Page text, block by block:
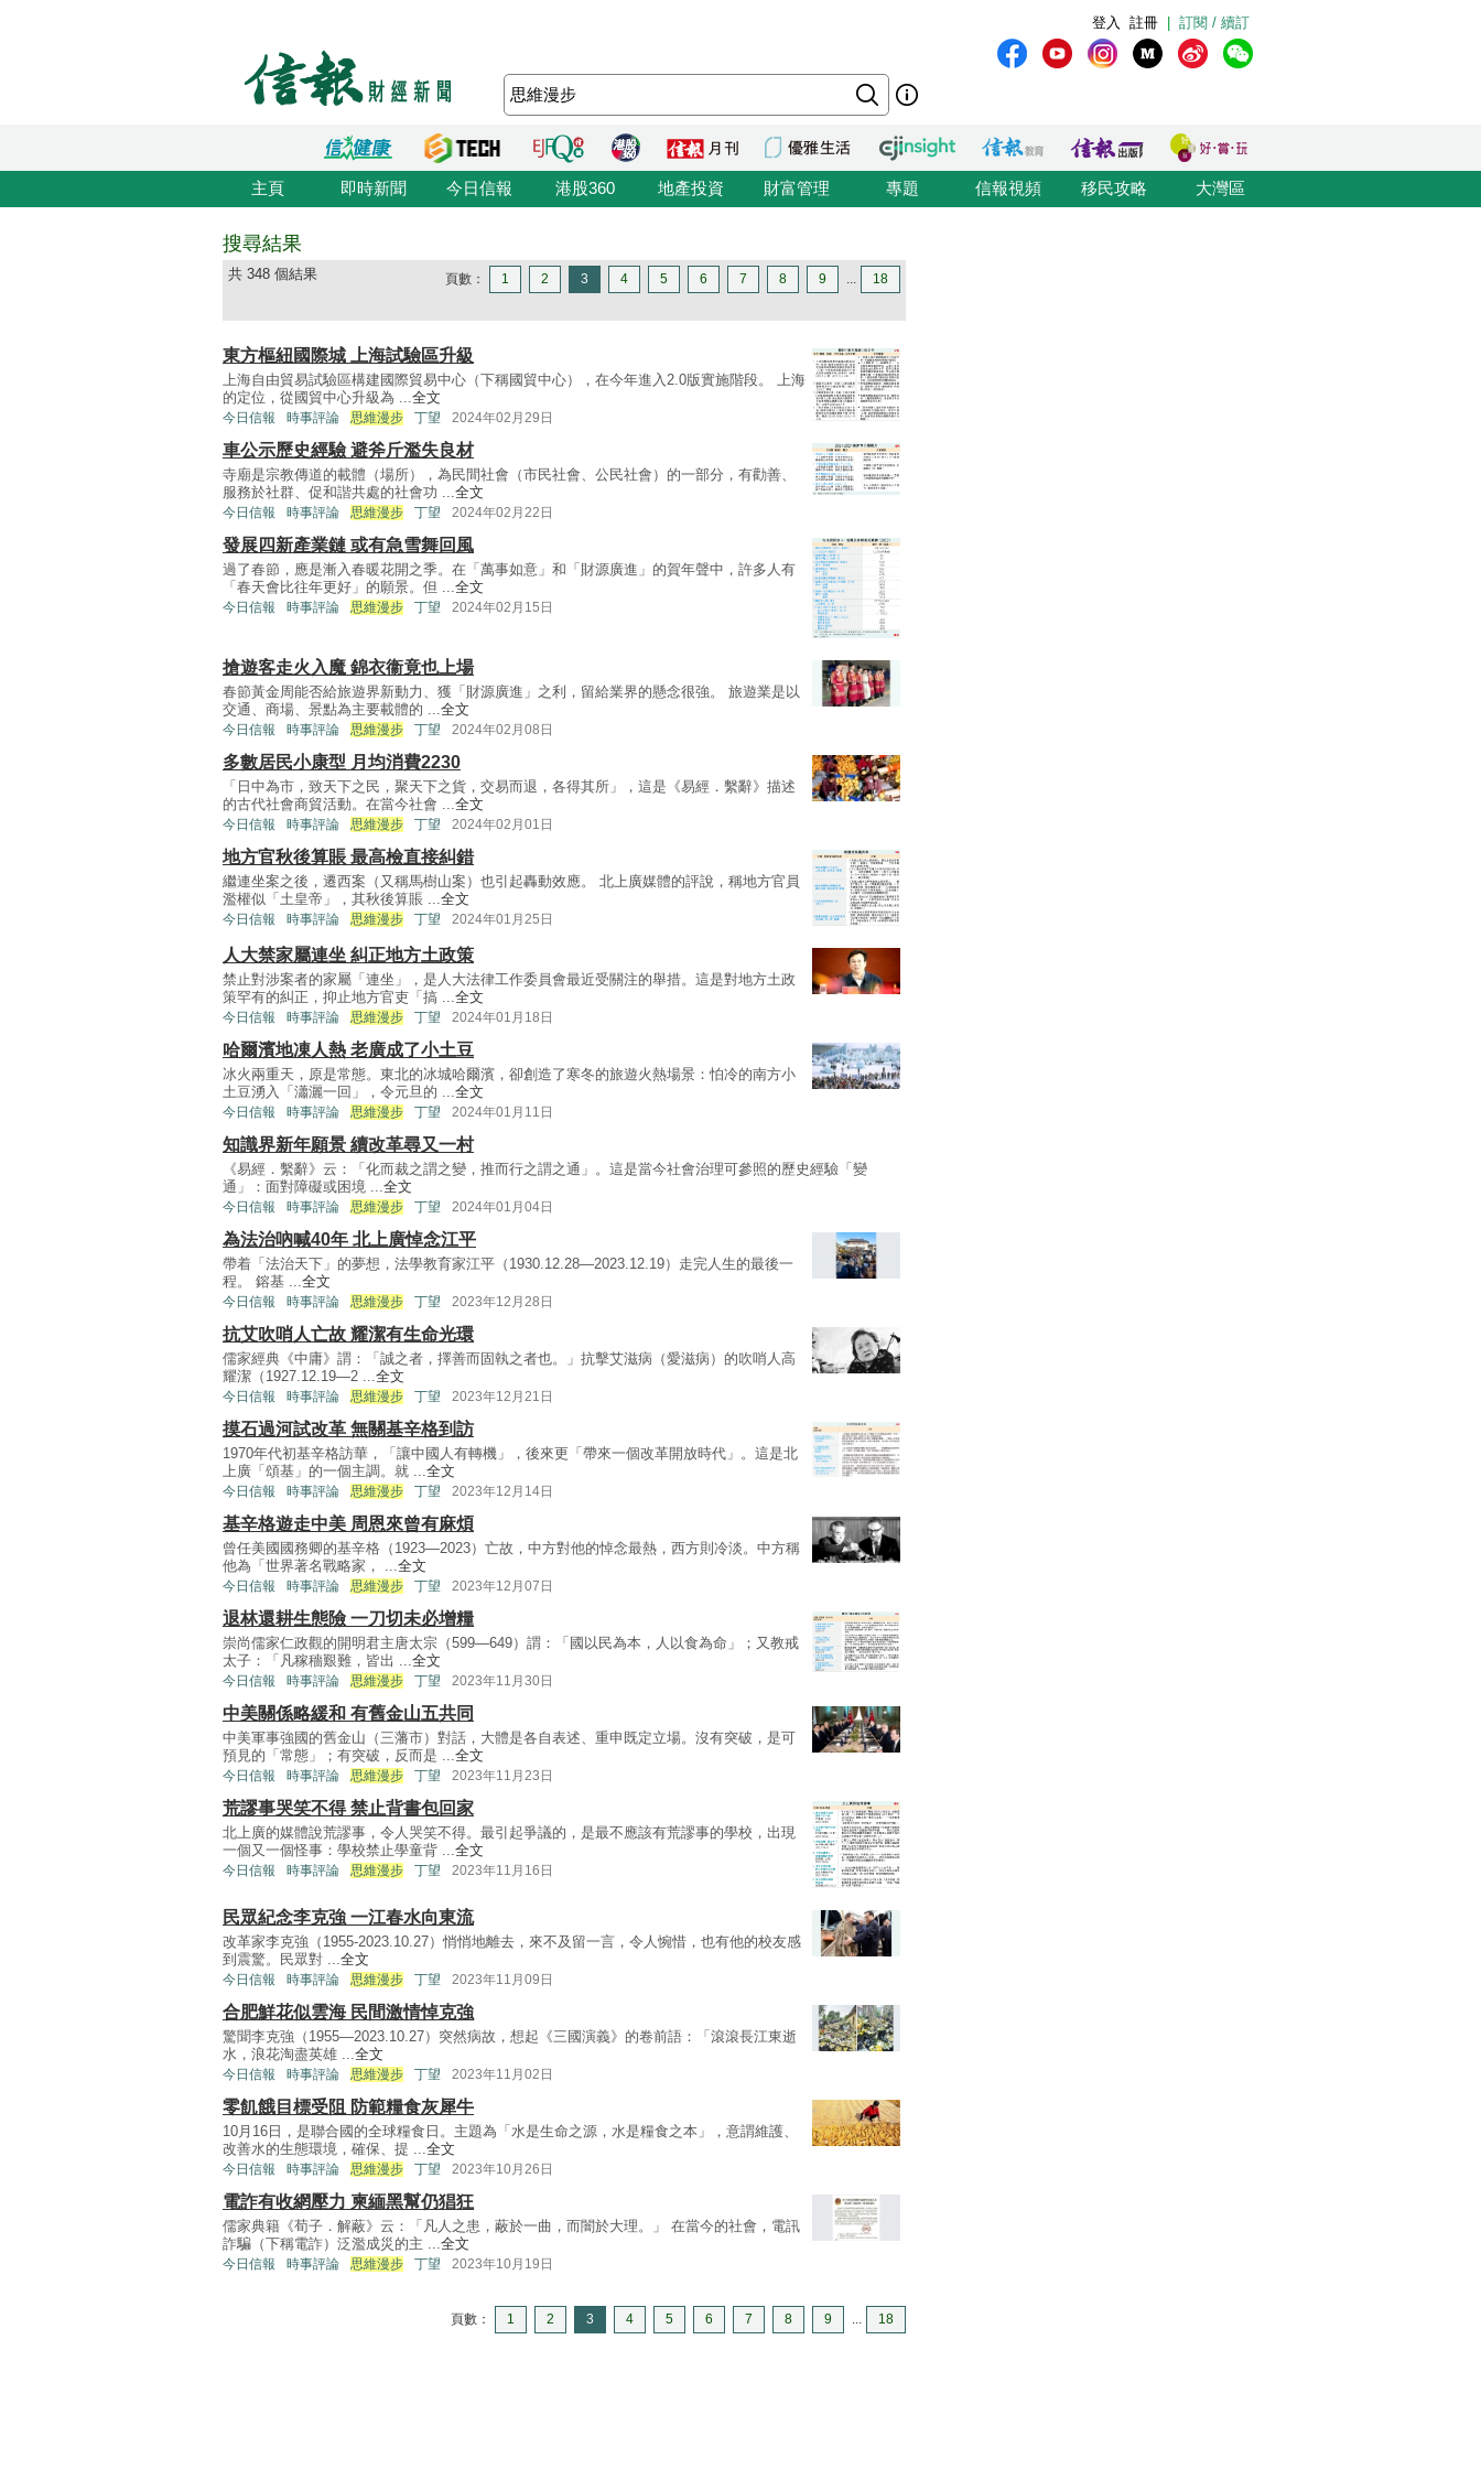
訂閱 / 續訂
註冊
登入
主頁 即時新聞 今日信報 港股360 地產投資 財富管理 專題 信報視頻 移民攻略 大灣區
搜尋結果
共 348 個結果 頁數： 1 2 3 4 5 6 7 8 9 ... 18
東方樞紐國際城 上海試驗區升級
上海自由貿易試驗區構建國際貿易中心（下稱國貿中心），在今年進入2.0版實施階段。 上海
的定位，從國貿中心升級為 ...全文
今日信報 時事評論 思維漫步 丁望 2024年02月29日
車公示歷史經驗 避斧斤濫失良材
寺廟是宗教傳道的載體（場所），為民間社會（市民社會、公民社會）的一部分，有勸善、
服務於社群、促和諧共處的社會功 ...全文
今日信報 時事評論 思維漫步 丁望 2024年02月22日
發展四新產業鏈 或有急雪舞回風
過了春節，應是漸入春暖花開之季。在「萬事如意」和「財源廣進」的賀年聲中，許多人有
「春天會比往年更好」的願景。但 ...全文
今日信報 時事評論 思維漫步 丁望 2024年02月15日
搶遊客走火入魔 錦衣衞竟也上場
春節黃金周能否給旅遊界新動力、獲「財源廣進」之利，留給業界的懸念很強。 旅遊業是以
交通、商場、景點為主要載體的 ... 全文
今日信報 時事評論 思維漫步 丁望 2024年02月08日
多數居民小康型 月均消費2230
「日中為市，致天下之民，聚天下之貨，交易而退，各得其所」，這是《易經．繫辭》描述
的古代社會商貿活動。在當今社會 ... 全文
今日信報 時事評論 思維漫步 丁望 2024年02月01日
地方官秋後算賬 最高檢直接糾錯
繼連坐案之後，遷西案（又稱馬樹山案）也引起轟動效應。 北上廣媒體的評說，稱地方官員
濫權似「土皇帝」，其秋後算賬 ... 全文
今日信報 時事評論 思維漫步 丁望 2024年01月25日
人大禁家屬連坐 糾正地方土政策
禁止對涉案者的家屬「連坐」，是人大法律工作委員會最近受關注的舉措。這是對地方土政
策罕有的糾正，抑止地方官吏「搞 ...全文
今日信報 時事評論 思維漫步 丁望 2024年01月18日
哈爾濱地凍人熱 老廣成了小土豆
冰火兩重天，原是常態。東北的冰城哈爾濱，卻創造了寒冬的旅遊火熱場景：怕冷的南方小
土豆湧入「瀟灑一回」，令元旦的 ...全文
今日信報 時事評論 思維漫步 丁望 2024年01月11日
知識界新年願景 續改革尋又一村
《易經．繫辭》云：「化而裁之謂之變，推而行之謂之通」。這是當今社會治理可參照的歷史經驗「變
通」：面對障礙或困境 ...全文
今日信報 時事評論 思維漫步 丁望 2024年01月04日
為法治吶喊40年 北上廣悼念江平
帶着「法治天下」的夢想，法學教育家江平（1930.12.28—2023.12.19）走完人生的最後一
程。 鎔基 ...全文
今日信報 時事評論 思維漫步 丁望 2023年12月28日
抗艾吹哨人亡故 耀潔有生命光環
儒家經典《中庸》謂：「誠之者，擇善而固執之者也。」抗擊艾滋病（愛滋病）的吹哨人高
耀潔（1927.12.19—2 ...全文
今日信報 時事評論 思維漫步 丁望 2023年12月21日
摸石過河試改革 無關基辛格到訪
1970年代初基辛格訪華，「讓中國人有轉機」，後來更「帶來一個改革開放時代」。這是北
上廣「頌基」的一個主調。就 ...全文
今日信報 時事評論 思維漫步 丁望 2023年12月14日
基辛格遊走中美 周恩來曾有麻煩
曾任美國國務卿的基辛格（1923—2023）亡故，中方對他的悼念最熱，西方則冷淡。中方稱
他為「世界著名戰略家， ...全文
今日信報 時事評論 思維漫步 丁望 2023年12月07日
退林還耕生態險 一刀切未必增糧
崇尚儒家仁政觀的開明君主唐太宗（599—649）謂：「國以民為本，人以食為命」；又教戒
太子：「凡稼穡艱難，皆出 ...全文
今日信報 時事評論 思維漫步 丁望 2023年11月30日
中美關係略緩和 有舊金山五共同
中美軍事強國的舊金山（三藩市）對話，大體是各自表述、重申既定立場。沒有突破，是可
預見的「常態」；有突破，反而是 ...全文
今日信報 時事評論 思維漫步 丁望 2023年11月23日
荒謬事哭笑不得 禁止背書包回家
北上廣的媒體說荒謬事，令人哭笑不得。最引起爭議的，是最不應該有荒謬事的學校，出現
一個又一個怪事：學校禁止學童背 ...全文
今日信報 時事評論 思維漫步 丁望 2023年11月16日
民眾紀念李克強 一江春水向東流
改革家李克強（1955-2023.10.27）悄悄地離去，來不及留一言，令人惋惜，也有他的校友感
到震驚。民眾對 ...全文
今日信報 時事評論 思維漫步 丁望 2023年11月09日
合肥鮮花似雲海 民間激情悼克強
驚聞李克強（1955—2023.10.27）突然病故，想起《三國演義》的卷前語：「滾滾長江東逝
水，浪花淘盡英雄 ...全文
今日信報 時事評論 思維漫步 丁望 2023年11月02日
零飢餓目標受阻 防範糧食灰犀牛
10月16日，是聯合國的全球糧食日。主題為「水是生命之源，水是糧食之本」，意謂維護、
改善水的生態環境，確保、提 ...全文
今日信報 時事評論 思維漫步 丁望 2023年10月26日
電詐有收網壓力 柬緬黑幫仍猖狂
儒家典籍《荀子．解蔽》云：「凡人之患，蔽於一曲，而闇於大理。」 在當今的社會，電訊
詐騙（下稱電詐）泛濫成災的主 ...全文
今日信報 時事評論 思維漫步 丁望 2023年10月19日
頁數： 1 2 3 4 5 6 7 8 9 ... 18